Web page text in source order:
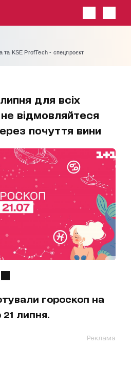
та KSE ProfTech - спецпроєкт
для всіх
не відмовляйтеся
почуття вини
гороскоп на
21 липня.
Реклама